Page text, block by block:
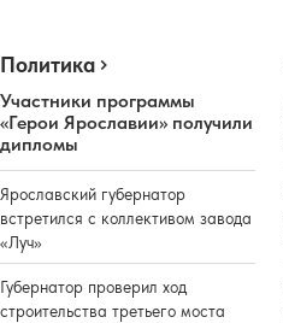
Политика
Участники программы
«Герои Ярославии» получили
дипломы
Ярославский губернатор
встретился с коллективом завода
«Луч»
Губернатор проверил ход
строительства третьего моста